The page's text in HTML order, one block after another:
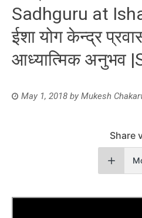
Sadhguru at
ईशा योग केन्द्र
आध्यात्मिक अनुभव
May 1, 2018 by Mukesh
Share